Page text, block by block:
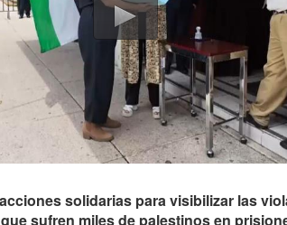
solidarias para visibilizar las
sufren miles de palestinos en